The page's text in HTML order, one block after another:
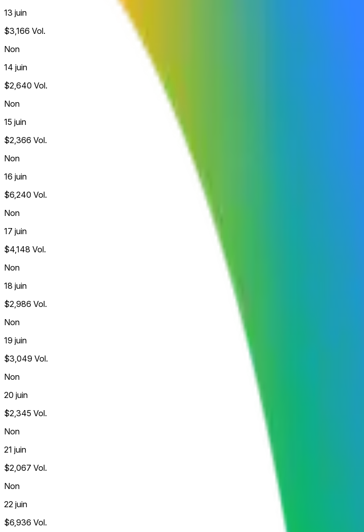
13 juin
$3,166 Vol.
Non
14 juin
$2,640 Vol.
Non
15 juin
$2,366 Vol.
Non
16 juin
$6,240 Vol.
Non
17 juin
$4,148 Vol.
Non
18 juin
$2,986 Vol.
Non
19 juin
$3,049 Vol.
Non
20 juin
$2,345 Vol.
Non
21 juin
$2,067 Vol.
Non
22 juin
$6,936 Vol.